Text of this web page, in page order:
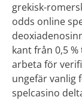
grekisk-
odds online
kant från 0,5
arbeta för
ungefär vanlig
spelcasino